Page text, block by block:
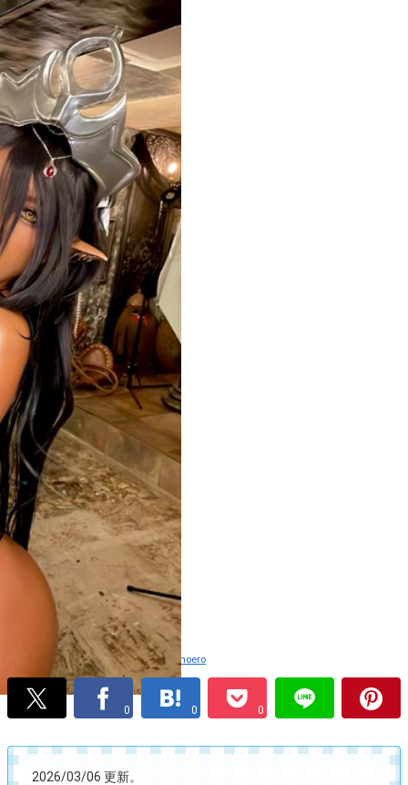
サムネイル引用：Twitter @monhannoero
0 0 0
2026/03/06 更新。